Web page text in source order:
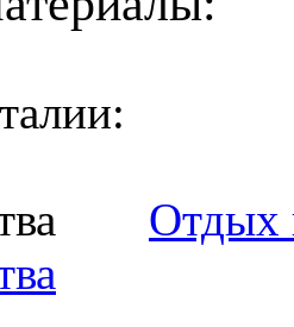
Отдых